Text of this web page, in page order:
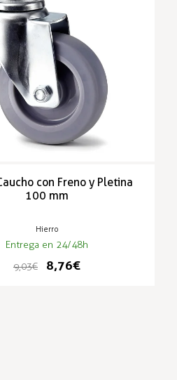
con Freno y Pletina
100 mm
Hierro
Entrega en 24/48h
9,03 €
8,76 €